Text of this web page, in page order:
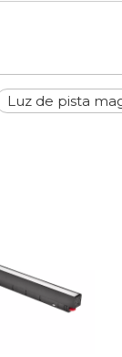
Luz de pista